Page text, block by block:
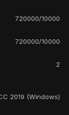
720000/10000
720000/10000
2
2019 (Windows)